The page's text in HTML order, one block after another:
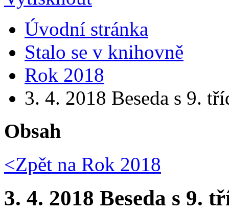
Úvodní stránka
Stalo se v knihovně
Rok 2018
3. 4. 2018 Beseda s 9.
Obsah
<Zpět na Rok 2018
3. 4. 2018 Beseda s 9.